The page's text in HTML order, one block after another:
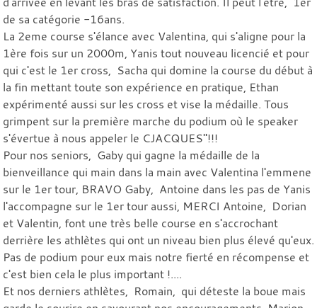
de sa catégorie -16ans.
La 2eme course s'élance avec Valentina, qui s'aligne pour la
1ère fois sur un 2000m, Yanis tout nouveau licencié et pour
qui c'est le 1er cross, Sacha qui domine la course du début à
la fin mettant toute son expérience en pratique, Ethan
expérimenté aussi sur les cross et vise la médaille. Tous
grimpent sur la première marche du podium où le speaker
s'évertue à nous appeler le CJACQUES"!!!
Pour nos seniors, Gaby qui gagne la médaille de la
bienveillance qui main dans la main avec Valentina l'emmene
sur le 1er tour, BRAVO Gaby, Antoine dans les pas de Yanis
l'accompagne sur le 1er tour aussi, MERCI Antoine, Dorian
et Valentin, font une très belle course en s'accrochant
derrière les athlètes qui ont un niveau bien plus élevé qu'eux.
Pas de podium pour eux mais notre fierté en récompense et
c'est bien cela le plus important !....
Et nos derniers athlètes, Romain, qui déteste la boue mais